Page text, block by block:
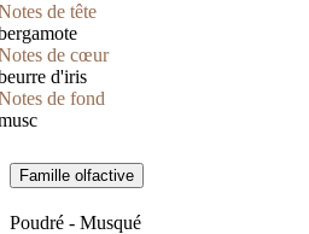
de tête
de cœur
d'iris
de fond
Famille olfactive
Poudré - Musqué